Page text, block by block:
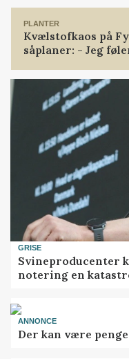
PLANTER
Kvælstofkaos på
såplaner: - Jeg
GRISE
Svineproducenter
notering en
ANNONCE
Der kan være